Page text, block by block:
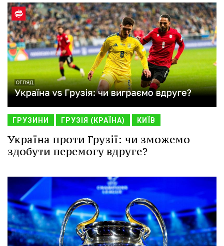
ГРУЗИНИ ГРУЗІЯ (КРАЇНА) КИЇВ
Україна проти Грузії: чи зможемо
здобути перемогу вдруге?